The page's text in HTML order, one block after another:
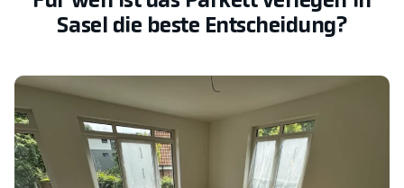
Sasel die beste Entscheidung?